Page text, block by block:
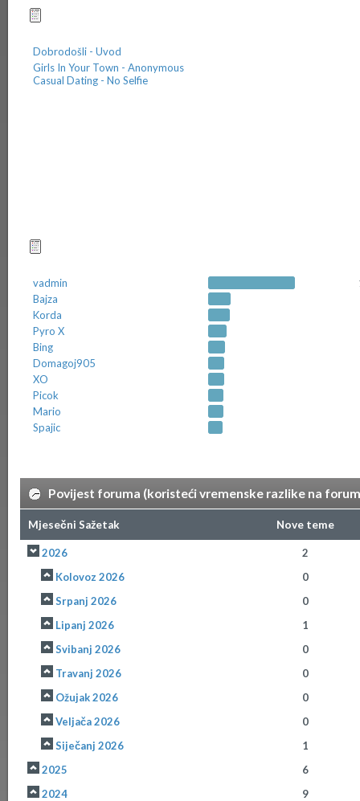
Dobrodošli - Uvod
Girls In Your Town - Anonymous
Casual Dating - No Selfie
vadmin
Bajza
Korda
Pyro X
Bing
Domagoj905
XO
Picok
Mario
Spajic
Povijest foruma (koristeći vremenske razlike na
Mjesečni Sažetak Nove teme
2026
2
Kolovoz 2026
0
Srpanj 2026
0
Lipanj 2026
1
Svibanj 2026
0
Travanj 2026
0
Ožujak 2026
0
Veljača 2026
0
Siječanj 2026
1
2025
6
2024
9